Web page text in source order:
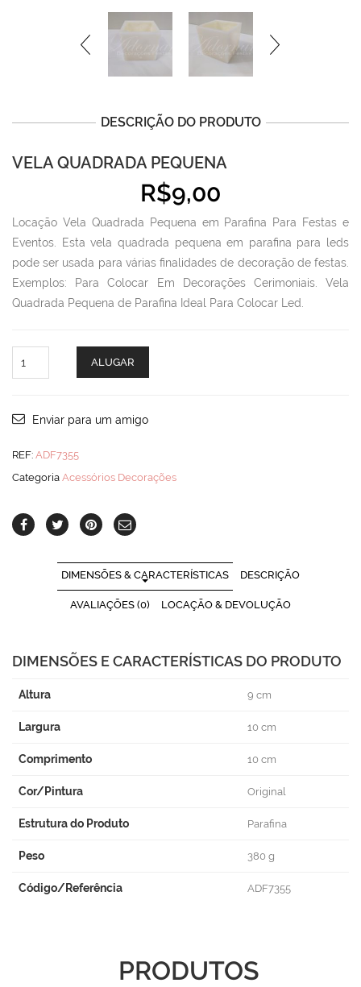
DESCRIÇÃO DO PRODUTO
VELA QUADRADA PEQUENA
R$9,00
Locação Vela Quadrada Pequena em Parafina Para Festas e
Eventos. Esta vela quadrada pequena em parafina para leds
pode ser usada para várias finalidades de decoração de festas.
Exemplos: Para Colocar Em Decorações Cerimoniais. Vela
Quadrada Pequena de Parafina Ideal Para Colocar Led.
Quadrada
ALUGAR
Enviar para um amigo
REF: ADF7355
Categoria Acessórios Decorações
DIMENSÕES & CARACTERÍSTICAS DESCRIÇÃO
AVALIAÇÕES (0) LOCAÇÃO & DEVOLUÇÃO
DIMENSÕES E CARACTERÍSTICAS DO PRODUTO
Altura 9 cm
Largura 10 cm
Comprimento 10 cm
Cor/Pintura Original
Estrutura do Produto Parafina
Peso 380 g
Código/Referência ADF7355
PRODUTOS